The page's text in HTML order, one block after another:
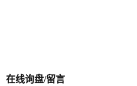
在线询盘/留言